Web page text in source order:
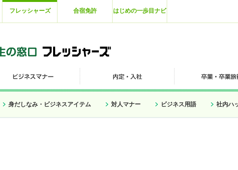
フレッシャーズ 合宿免許 はじめの一歩目ナビ
身だしなみ・ビジネスアイテム 対人マナー ビジネス用語 社内ハ